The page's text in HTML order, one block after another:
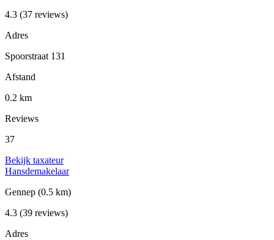
4.3 (37 reviews)
Adres
Spoorstraat 131
Afstand
0.2 km
Reviews
37
Bekijk taxateur
Hansdemakelaar
Gennep (0.5 km)
4.3 (39 reviews)
Adres